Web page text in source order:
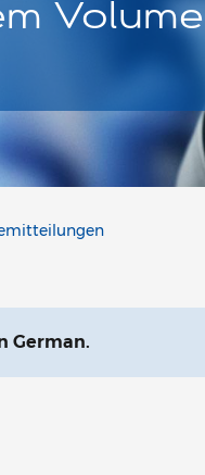
German.